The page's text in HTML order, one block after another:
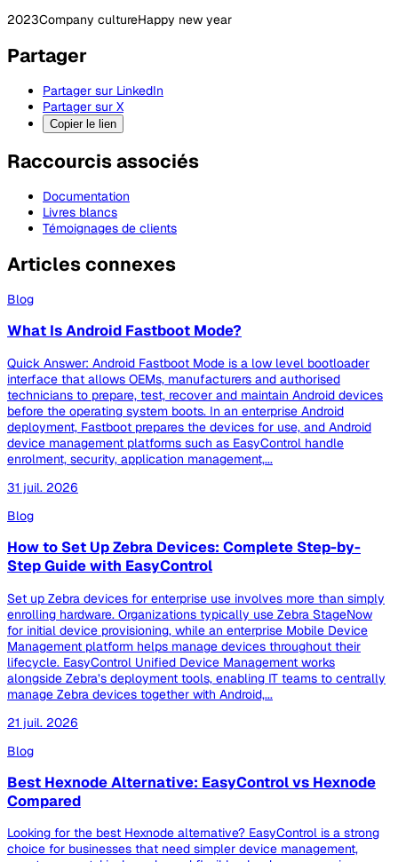
2023Company cultureHappy new year
Partager
Partager sur LinkedIn
Partager sur X
Copier le lien
Raccourcis associés
Documentation
Livres blancs
Témoignages de clients
Articles connexes
Blog
What Is Android Fastboot Mode?
Quick Answer: Android Fastboot Mode is a low level bootloader
interface that allows OEMs, manufacturers and authorised
technicians to prepare, test, recover and maintain Android devices
before the operating system boots. In an enterprise Android
deployment, Fastboot prepares the devices for use, and Android
device management platforms such as EasyControl handle
enrolment, security, application management,...
31 juil. 2026
Blog
How to Set Up Zebra Devices: Complete Step-by-
Step Guide with EasyControl
Set up Zebra devices for enterprise use involves more than simply
enrolling hardware. Organizations typically use Zebra StageNow
for initial device provisioning, while an enterprise Mobile Device
Management platform helps manage devices throughout their
lifecycle. EasyControl Unified Device Management works
alongside Zebra’s deployment tools, enabling IT teams to centrally
manage Zebra devices together with Android,...
21 juil. 2026
Blog
Best Hexnode Alternative: EasyControl vs Hexnode
Compared
Looking for the best Hexnode alternative? EasyControl is a strong
choice for businesses that need simpler device management,